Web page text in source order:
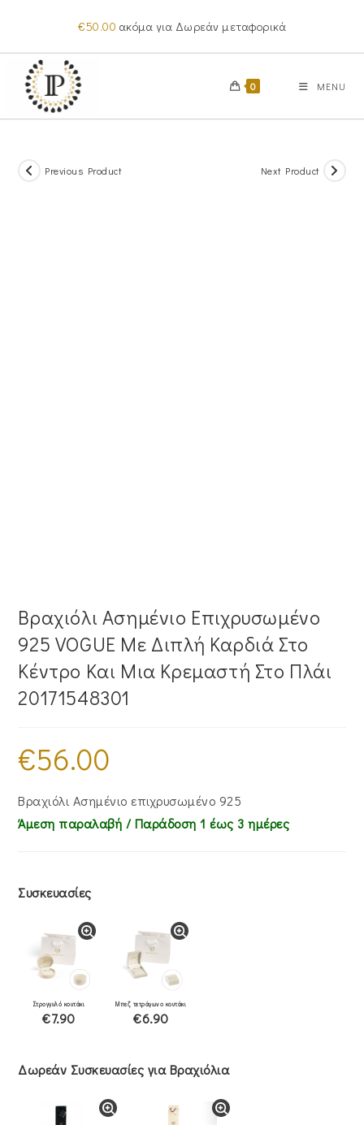
content
€50.00 ακόμα για Δωρεάν μεταφορικά
0 MENU
Previous Product Next Product
Βραχιόλι Ασημένιο Επιχρυσωμένο
925 VOGUE Με Διπλή Καρδιά Στο
Κέντρο Και Μια Κρεμαστή Στο Πλάι
20171548301
€56.00
Βραχιόλι Ασημένιο επιχρυσωμένο 925
Άμεση παραλαβή / Παράδoση 1 έως 3 ημέρες
Συσκευασίες
Στρογγυλό κουτάκι
€7.90
Μπεζ τετράγωνο κουτάκι
€6.90
Δωρεάν Συσκευασίες για Βραχιόλια